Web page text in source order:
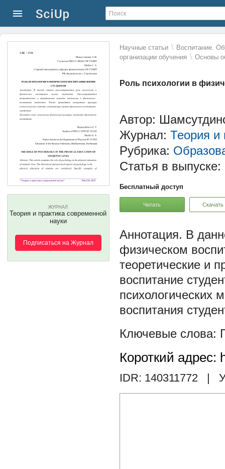
Научные статьи \ Воспитание.
организации обучения \ Основы
Роль психологии в
ЖУРНАЛ
Теория и практика современной
науки
Подписаться на Журнал
Автор:
Журнал: Теория и
Рубрика:
Статья в выпуске:
Бесплатный доступ
Читать Скачать
В
физическом
теоретические и
воспитание
психологических
воспитания
Короткий адрес:
IDR: 140311772 |